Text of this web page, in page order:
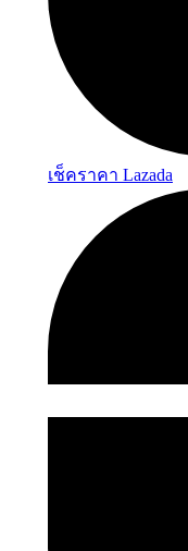
เช็คราคา Lazada